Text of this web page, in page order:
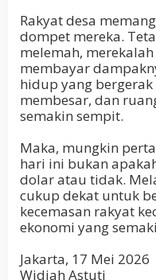
Rakyat desa
dompet mereka.
melemah,
membayar
hidup yang
membesar, dan
semakin sempit.
Maka, mungkin
hari ini bukan
dolar atau tidak.
cukup dekat untuk
kecemasan rakyat
ekonomi yang
Jakarta, 17 Mei 2026
Widiah Astuti